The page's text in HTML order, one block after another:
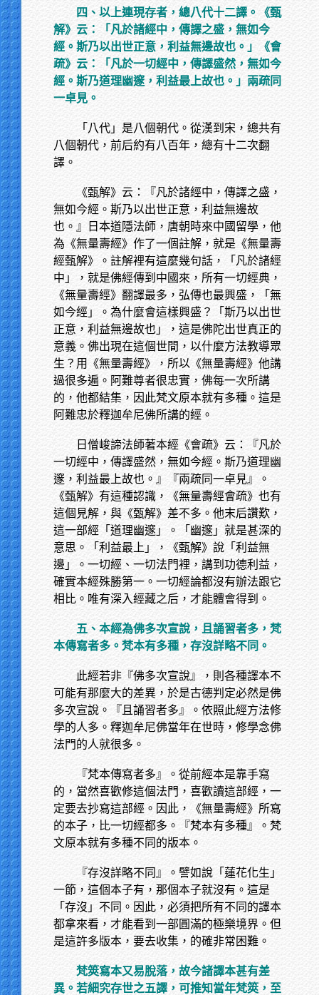
四、以上連現存者，總八代十二譯。《甄
解》云：「凡於諸經中，傳譯之盛，無如今
經。斯乃以出世正意，利益無邊故也。」《會
疏》云：「凡於一切經中，傳譯盛然，無如今
經。斯乃道理幽邃，利益最上故也。」兩疏同
一卓見。
「八代」是八個朝代。從漢到宋，總共有
八個朝代，前后約有八百年，總有十二次翻
譯。
《甄解》云：『凡於諸經中，傳譯之盛，
無如今經。斯乃以出世正意，利益無邊故
也。』日本道隱法師，唐朝時來中國留學，他
為《無量壽經》作了一個註解，就是《無量壽
經甄解》。註解裡有這麼幾句話，「凡於諸經
中」，就是佛經傳到中國來，所有一切經典，
《無量壽經》翻譯最多，弘傳也最興盛，「無
如今經」。為什麼會這樣興盛？「斯乃以出世
正意，利益無邊故也」，這是佛陀出世真正的
意義。佛出現在這個世間，以什麼方法教導眾
生？用《無量壽經》，所以《無量壽經》他講
過很多遍。阿難尊者很忠實，佛每一次所講
的，他都結集，因此梵文原本就有多種。這是
阿難忠於釋迦牟尼佛所講的經。
日僧峻諦法師著本經《會疏》云：『凡於
一切經中，傳譯盛然，無如今經。斯乃道理幽
邃，利益最上故也。』『兩疏同一卓見』。
《甄解》有這種認識，《無量壽經會疏》也有
這個見解，與《甄解》差不多。他末后讚歎，
這一部經「道理幽邃」。「幽邃」就是甚深的
意思。「利益最上」，《甄解》說「利益無
邊」。一切經、一切法門裡，講到功德利益，
確實本經殊勝第一。一切經論都沒有辦法跟它
相比。唯有深入經藏之后，才能體會得到。
五、本經為佛多次宣說，且誦習者多，梵
本傳寫者多。梵本有多種，存沒詳略不同。
此經若非『佛多次宣說』，則各種譯本不
可能有那麼大的差異，於是古德判定必然是佛
多次宣說。『且誦習者多』。依照此經方法修
學的人多。釋迦牟尼佛當年在世時，修學念佛
法門的人就很多。
『梵本傳寫者多』。從前經本是靠手寫
的，當然喜歡修這個法門，喜歡讀這部經，一
定要去抄寫這部經。因此，《無量壽經》所寫
的本子，比一切經都多。『梵本有多種』。梵
文原本就有多種不同的版本。
『存沒詳略不同』。譬如說「蓮花化生」
一節，這個本子有，那個本子就沒有。這是
「存沒」不同。因此，必須把所有不同的譯本
都拿來看，才能看到一部圓滿的極樂境界。但
是這許多版本，要去收集，的確非常困難。
梵筴寫本又易脫落，故今諸譯本甚有差
異。若細究存世之五譯，可推知當年梵筴，至